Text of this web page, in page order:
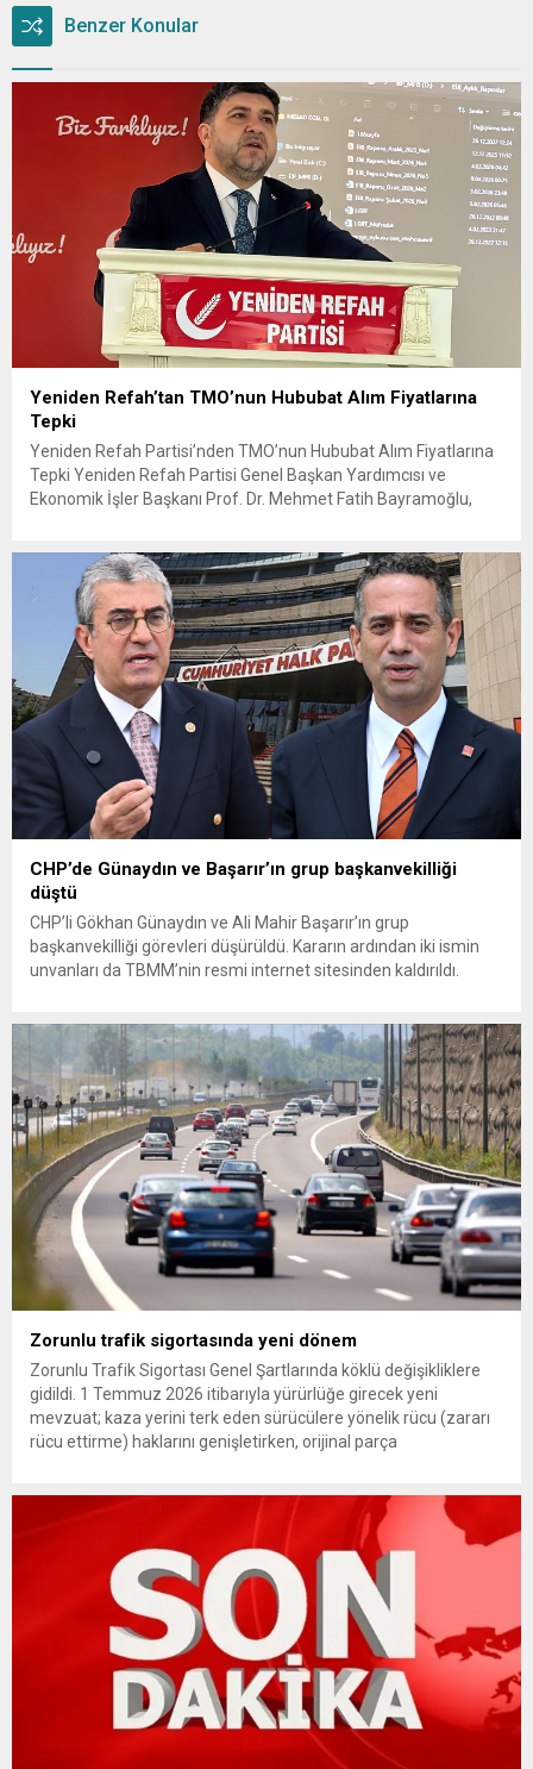
Benzer Konular
Yeniden Refah’tan TMO’nun Hububat Alım Fiyatlarına
Tepki
Yeniden Refah Partisi’nden TMO’nun Hububat Alım Fiyatlarına
Tepki Yeniden Refah Partisi Genel Başkan Yardımcısı ve
Ekonomik İşler Başkanı Prof. Dr. Mehmet Fatih Bayramoğlu,
fiyatların çiftçinin artan maliyetlerini karşılamaktan uzak
olduğunu savunarak fiyatların yeniden değerlendirilmesi
çağrısında...
CHP’de Günaydın ve Başarır’ın grup başkanvekilliği
düştü
CHP’li Gökhan Günaydın ve Ali Mahir Başarır’ın grup
başkanvekilliği görevleri düşürüldü. Kararın ardından iki ismin
unvanları da TBMM’nin resmi internet sitesinden kaldırıldı.
çıkarma cezası uygulanmak üzere Yüksek Disiplin Kurulu’na
(YDK) sevk edilen ve partideki tüm görevlerinden...
Zorunlu trafik sigortasında yeni dönem
Zorunlu Trafik Sigortası Genel Şartlarında köklü değişikliklere
gidildi. 1 Temmuz 2026 itibarıyla yürürlüğe girecek yeni
mevzuat; kaza yerini terk eden sürücülere yönelik rücu (zararı
rücu ettirme) haklarını genişletirken, orijinal parça
getiriyor. Hazine Müsteşarlığına bağlı ilgili kurumlarca...